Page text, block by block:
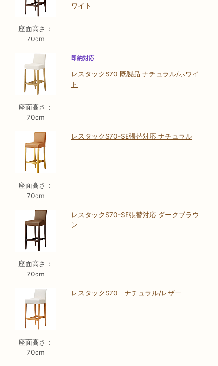
座面高さ：
70cm
ワイト
座面高さ：
70cm
即納対応
レスタックS70 既製品 ナチュラル/ホワイ
ト
座面高さ：
70cm
レスタックS70-SE張替対応 ナチュラル
座面高さ：
70cm
レスタックS70-SE張替対応 ダークブラウ
ン
座面高さ：
70cm
レスタックS70 ナチュラル/レザー